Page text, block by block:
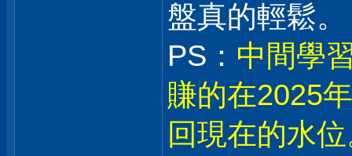
盤真的輕鬆。
PS： 中間學
賺的在2025
回現在的水